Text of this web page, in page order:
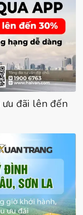
đãi lên đến